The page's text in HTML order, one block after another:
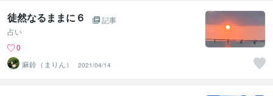
徒然なるままに６
記事
占い
0
麻鈴（まりん）
2021/04/14